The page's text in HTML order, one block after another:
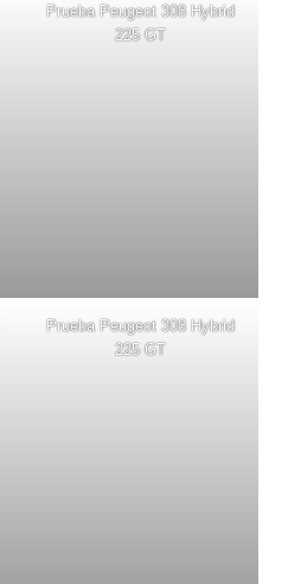
Prueba Peugeot 308 Hybrid
225 GT
Prueba Peugeot 308 Hybrid
225 GT